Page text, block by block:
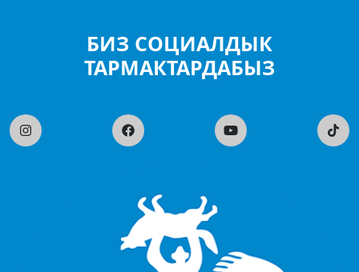
БИЗ СОЦИАЛДЫК
ТАРМАКТАРДАБЫЗ